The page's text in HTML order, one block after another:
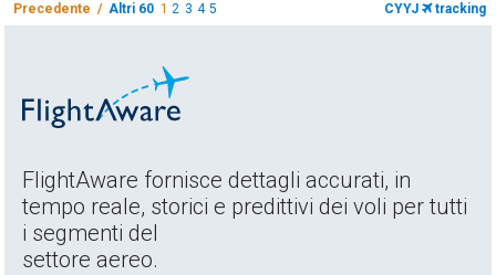
Precedente /Altri 60 12 3 4 5 CYYJ tracking
FlightAware fornisce dettagli accurati, in
tempo reale, storici e predittivi dei voli per tutti
i segmenti del
settore aereo.